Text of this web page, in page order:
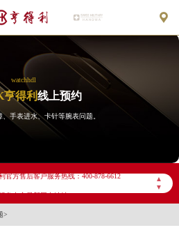

watchhdl
亨得利线上预约
手表进水、卡针等腕表问题。
▲
▼
官方售后客户服务热线：400-878-6612
务中心最新网点地址：
>